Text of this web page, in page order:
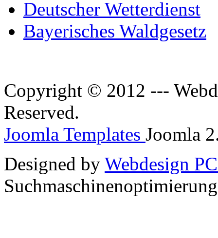
Deutscher Wetterdienst
Bayerisches Waldgesetz
Copyright © 2012 ---
Reserved.
Joomla Templates Joomla
Designed by Webdesign